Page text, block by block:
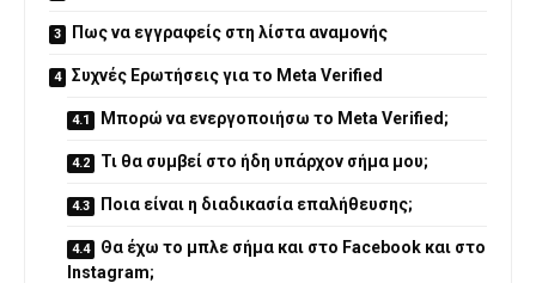
Πως να εγγραφείς στη λίστα αναμονής
Συχνές Ερωτήσεις για το Meta Verified
Μπορώ να ενεργοποιήσω το Meta Verified;
Τι θα συμβεί στο ήδη υπάρχον σήμα μου;
Ποια είναι η διαδικασία επαλήθευσης;
Θα έχω το μπλε σήμα και στο Facebook και στο
Instagram;